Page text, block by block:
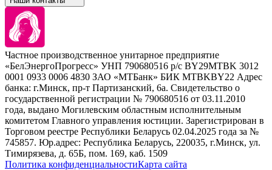
Брови и ресницы
Барберинг
Наборы
Расходные материалы
Kezy
Barex
Sim Sensitive
Kebren
Selective Professional
White Line
+ 375 44 7233514
+ 375 29 1649505
info@krasabel.by
Офис: г. Минск, ул. Тимирязева 65Б, офис 1509
Склад: г. Минск, ул. Домбровская, 15
Частное производственное унитарное предприятие
«БелЭнергоПрогресс» УНП 790680516 р/с BY29MTBK 3012
0001 0933 0006 4830 ЗАО «МТБанк» БИК MTBKBY22 Адрес
банка: г.Минск, пр-т Партизанский, 6а. Свидетельство о
государственной регистрации № 790680516 от 03.11.2010
года, выдано Могилевским областным исполнительным
комитетом Главного управления юстиции. Зарегистрирован в
Торговом реестре Республики Беларусь 02.04.2025 года за №
745857. Юр.адрес: Республика Беларусь, 220035, г.Минск, ул.
Тимирязева, д. 65Б, пом. 169, каб. 1509
Политика конфиденциальностиКарта сайта